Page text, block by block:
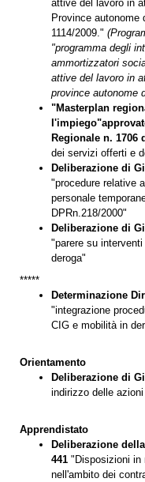
attive del lavoro in
Province autonome
1114/2009."
"programma degli
ammortizzatori
attive del lavoro in
province autonome
"Masterplan
Regionale n. 1706
dei servizi offerti e
Deliberazione di
"procedure relative
personale
DPRn.218/2000"
Deliberazione di
"parere su
deroga"
*****
Determinazione
"integrazione
CIG e mobilità in
Orientamento
Deliberazione di
indirizzo delle
Apprendistato
Deliberazione
441 "Disposizioni in
nell'ambito dei